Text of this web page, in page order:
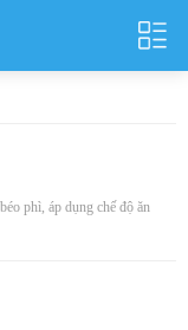
phì, áp dụng chế độ ăn